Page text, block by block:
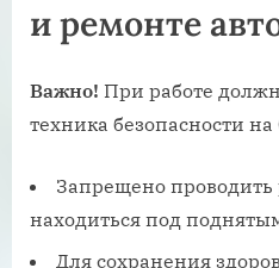
и ремонте
Важно! При работе
техника безопасности на
Запрещено проводить
находиться под
Для сохранения